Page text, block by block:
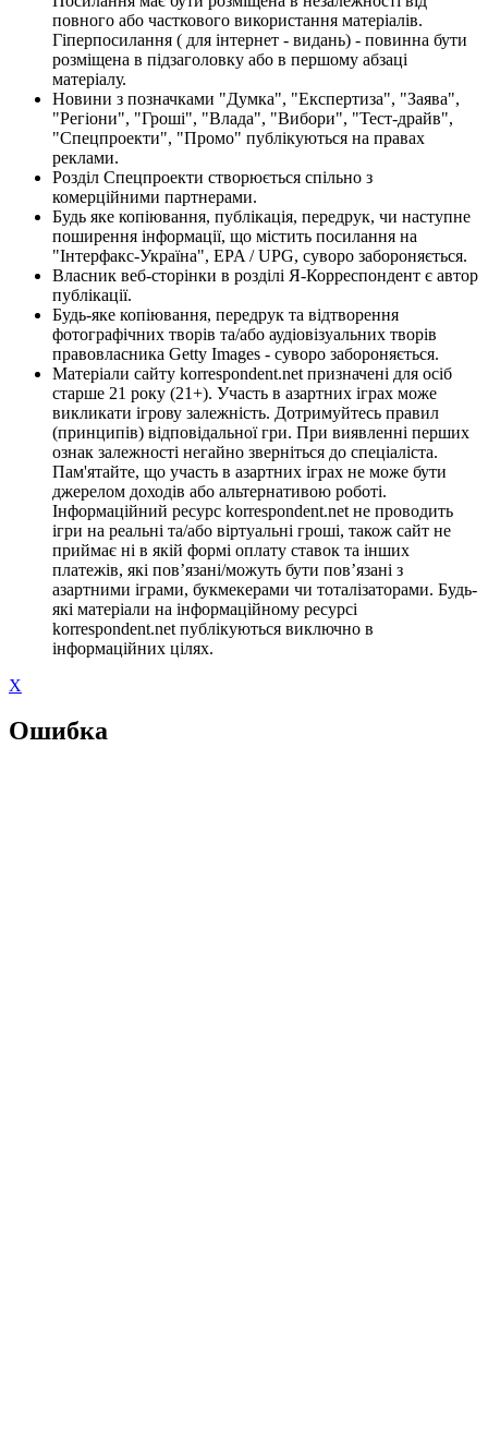
повного або часткового використання матеріалів.
Гіперпосилання ( для інтернет - видань) - повинна бути
розміщена в підзаголовку або в першому абзаці
матеріалу.
Новини з позначками "Думка", "Експертиза", "Заява",
"Регіони", "Гроші", "Влада", "Вибори", "Тест-драйв",
"Спецпроекти", "Промо" публікуються на правах
реклами.
Розділ Спецпроекти створюється спільно з
комерційними партнерами.
Будь яке копіювання, публікація, передрук, чи наступне
поширення інформації, що містить посилання на
"Інтерфакс-Україна", EPA / UPG, суворо забороняється.
Власник веб-сторінки в розділі Я-Корреспондент є автор
публікації.
Будь-яке копіювання, передрук та відтворення
фотографічних творів та/або аудіовізуальних творів
правовласника Getty Images - суворо забороняється.
Матеріали сайту korrespondent.net призначені для осіб
старше 21 року (21+). Участь в азартних іграх може
викликати ігрову залежність. Дотримуйтесь правил
(принципів) відповідальної гри. При виявленні перших
ознак залежності негайно зверніться до спеціаліста.
Пам'ятайте, що участь в азартних іграх не може бути
джерелом доходів або альтернативою роботі.
Інформаційний ресурс korrespondent.net не проводить
ігри на реальні та/або віртуальні гроші, також сайт не
приймає ні в якій формі оплату ставок та інших
платежів, які пов’язані/можуть бути пов’язані з
азартними іграми, букмекерами чи тоталізаторами. Будь-
які матеріали на інформаційному ресурсі
korrespondent.net публікуються виключно в
інформаційних цілях.
X
Ошибка